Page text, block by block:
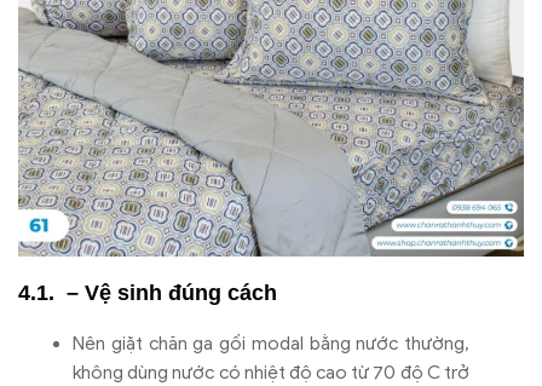
– Vệ sinh đúng cách
Nên giặt chăn ga gối modal bằng nước thường,
không dùng nước có nhiệt độ cao từ 70 độ C trở